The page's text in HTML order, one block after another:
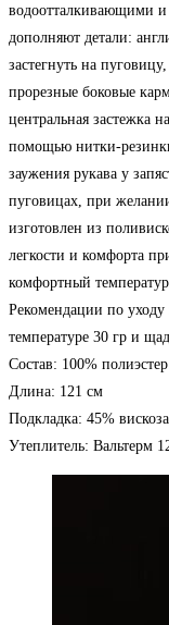
водоотталкивающими
дополняют детали:
застегнуть на
прорезные боковые
центральная застежка
помощью нитки-
заужения рукава у
пуговицах, при
изготовлен из
легкости и комфорта
комфортный
Рекомендации по
температуре 30 гр и
Состав: 100% полиэстер
Длина: 121 см
Подкладка: 45%
Утеплитель: Вальтерм